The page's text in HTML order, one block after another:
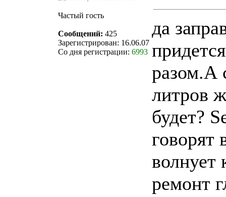
Частый гость
Сообщений: 425
Зарегистрирован: 16.06.07
Со дня регистрации: 6993
да
разом.А
литров
будет?
говорят
волнует
ремонт